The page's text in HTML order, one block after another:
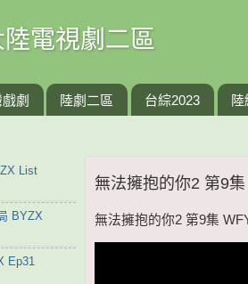
電視劇二區
劇 陸劇二區 台綜2023 陸
無法擁抱的你2 第9
無法擁抱的你2 第9集
List
BYZX
Ep31